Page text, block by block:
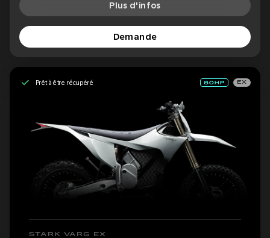
Plus d'infos
Demande
Prêt à être récupéré EX
STARK VARG EX